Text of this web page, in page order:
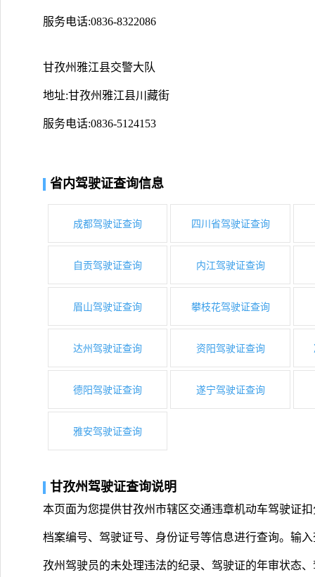
服务电话:0836-8322086
甘孜州雅江县交警大队
地址:甘孜州雅江县川藏街
服务电话:0836-5124153
省内驾驶证查询信息
成都驾驶证查询 四川省驾驶证查询
自贡驾驶证查询 内江驾驶证查询
眉山驾驶证查询 攀枝花驾驶证查询
达州驾驶证查询 资阳驾驶证查询
德阳驾驶证查询 遂宁驾驶证查询
雅安驾驶证查询
甘孜州驾驶证查询说明
本页面为您提供甘孜州市辖区交通违章机动车驾驶证
档案编号、驾驶证号、身份证号等信息进行查询。输
孜州驾驶员的未处理违法的纪录、驾驶证的年审状态